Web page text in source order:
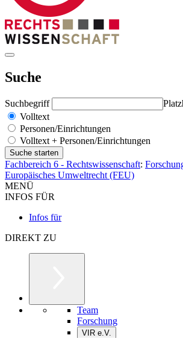
Suche
Suchbegriff
Volltext
Personen/Einrichtungen
Volltext + Personen/Einrichtungen
Fachbereich 6 - Rechtswissenschaft:
Europäisches Umweltrecht (FEU)
MENÜ
INFOS FÜR
Infos für
DIREKT ZU
Team
Forschung
VIR e.V.